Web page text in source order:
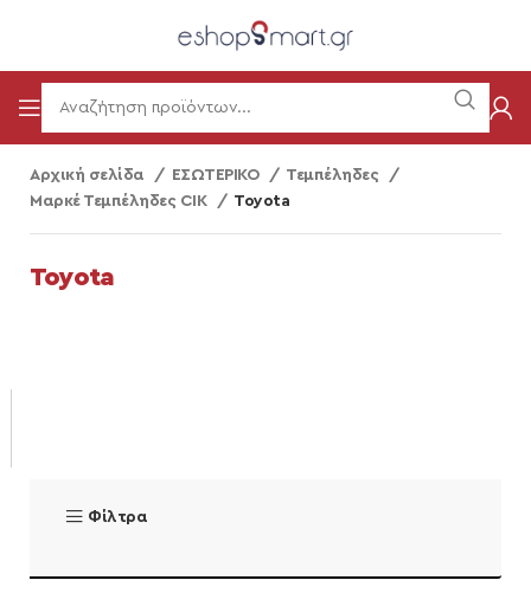
Αρχική σελίδα ΕΣΩΤΕΡΙΚΟ
Τεμπέληδες
Μαρκέ Τεμπέληδες CIK
Toyota
Toyota
Φίλτρα